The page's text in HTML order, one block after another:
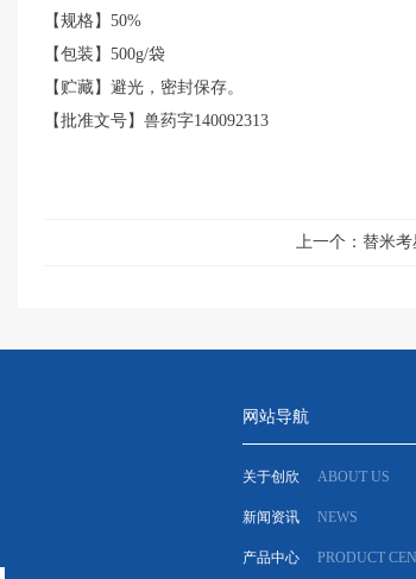
【规格】50%
【包装】500g/袋
【贮藏】避光，密封保存。
【批准文号】 兽药字140092313
上一个： 替米考
网站导航
关于创欣 ABOUT US
新闻资讯 NEWS
产品中心 PRODUCT